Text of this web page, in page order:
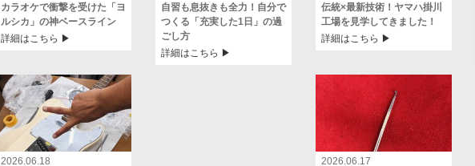
カラオケで衝撃を受けた「ヨ
ルシカ」の神ベースライン
詳細はこちら ▶︎
自習も息抜きも全力！自分で
つくる「充実した1日」の過
ごし方
詳細はこちら ▶︎
伝統×最新技術！ヤマハ掛川
工場を見学してきました！
詳細はこちら ▶︎
2026.06.18
2026.06.17